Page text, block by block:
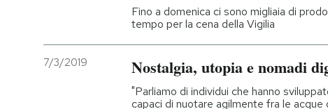
Fino a domenica ci sono migliaia di
tempo per la cena della Vigilia
7/3/2019 Nostalgia, utopia e nomadi
"Parliamo di individui che hanno
capaci di nuotare agilmente fra le